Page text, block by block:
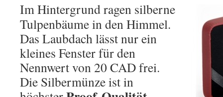
Im Hintergrund ragen silberne
Tulpenbäume in den Himmel.
Das Laubdach lässt nur ein
kleines Fenster für den
Nennwert von 20 CAD frei.
Die Silbermünze ist in